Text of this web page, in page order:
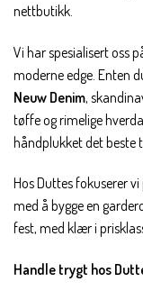
nettbutikk.
Vi har spesialisert oss
moderne edge. Enten
Neuw Denim,
tøffe og rimelige
håndplukket det beste
Hos Duttes fokuserer
med å bygge en
fest, med klær i
Handle trygt hos